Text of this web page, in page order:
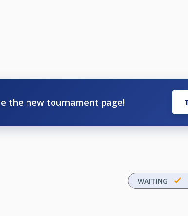
the new tournament page!
WAITING